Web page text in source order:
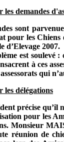
les demandes
sont
pour les
d’Elevage 2007.
est soulevé :
à ces
qui
les délégations
précise qu’il
pour les
Monsieur
réunion de